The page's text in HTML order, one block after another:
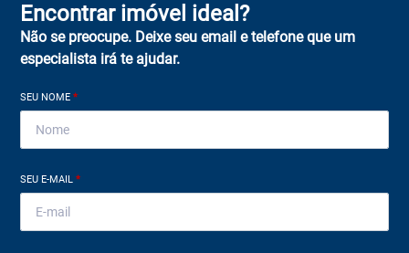
Encontrar imóvel ideal?
Não se preocupe. Deixe seu email e telefone que um
especialista irá te ajudar.
SEU NOME*
SEU E-MAIL*